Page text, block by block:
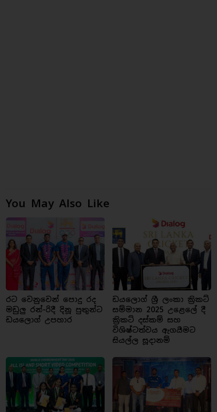
You May Also Like
රට වෙනුවෙන් පොදු රද
මඩුලු රන්-රිදී දිනූ පුතුන්ට
ඩයලොග් උපහාර
ඩයලොග් ශ්‍රී ලංකා ක්‍රිකට්
සම්මාන 2025 උළෙලේ දී
ක්‍රිකට් දස්කම් සහ
විශිෂ්ටත්වය ඇගයීමට
සියල්ල සූදානම්